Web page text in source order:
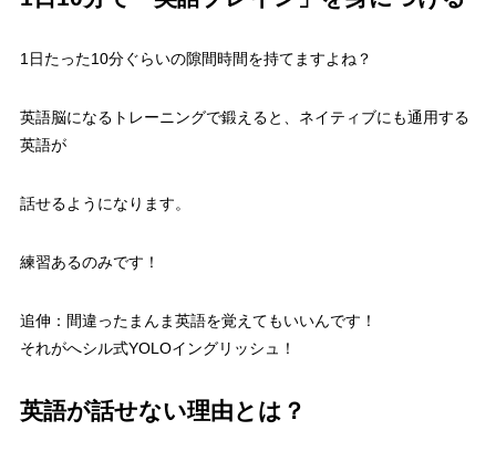
1日たった10分ぐらいの隙間時間を持てますよね？
英語脳になるトレーニングで鍛えると、ネイティブにも通用する
英語が
話せるようになります。
練習あるのみです！
追伸：間違ったまんま英語を覚えてもいいんです！
それがへシル式YOLOイングリッシュ！
英語が話せない理由とは？